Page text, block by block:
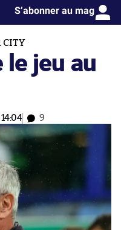
S’abonner au mag
CITY
le jeu au
9